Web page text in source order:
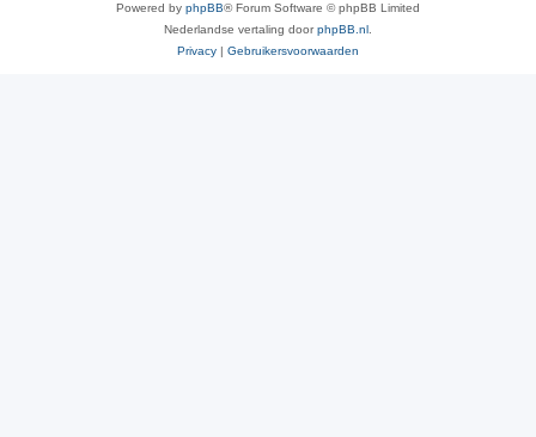
Powered by phpBB® Forum Software © phpBB Limited
Nederlandse vertaling doorphpBB.nl
Privacy | Gebruikersvoorwaarden